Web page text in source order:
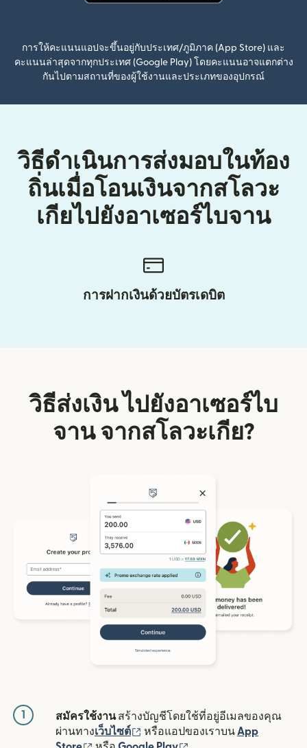
การให้คะแนนแอปจะขึ้นอยู่กับประเทศ/ภูมิภาค (App Store) และ
คะแนนล่าสุดจากทุกประเทศ (Google Play) โดยคะแนนอาจแตกต่าง
กันไปตามสถานที่ของผู้ใช้งานและประเภทของอุปกรณ์
วิธีดำเนินการส่งมอบในท้อง
ถิ่นเมื่อโอนเงินจากสโลวะ
เกียไปยังอาเซอร์ไบจาน
การฝากเงินด้วยบัตรเดบิต
วิธีส่งเงิน ไปยังอาเซอร์ไบ
จาน จากสโลวะเกีย?
1 สมัครใช้งานสร้างบัญชีโดยใช้ที่อยู่อีเมลของคุณ
ผ่านทางเว็บไซต์ (เปิดในหน้าต่างใหม่)
หรือแอปของเราบน App